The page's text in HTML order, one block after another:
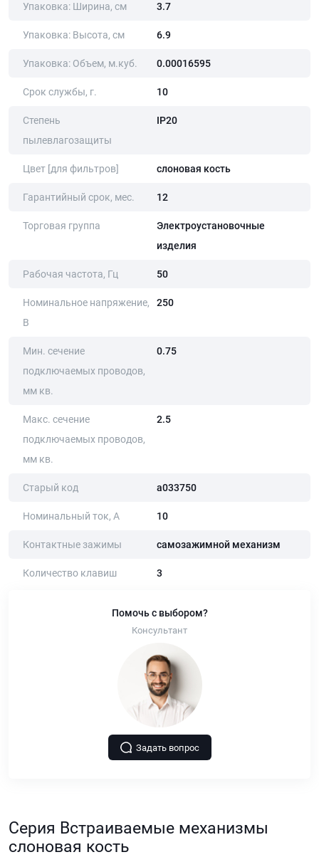
Упаковка: Ширина, cм 3.7
Упаковка: Высота, cм 6.9
Упаковка: Объем, м.куб. 0.00016595
Срок службы, г. 10
Степень
пылевлагозащиты
IP20
Цвет [для фильтров] слоновая кость
Гарантийный срок, мес. 12
Торговая группа
Электроустановочные
изделия
Рабочая частота, Гц 50
Номинальное напряжение,
В
250
Мин. сечение
подключаемых проводов,
мм кв.
0.75
Макс. сечение
подключаемых проводов,
мм кв.
2.5
Старый код a033750
Номинальный ток, А 10
Контактные зажимы самозажимной механизм
Количество клавиш 3
Помочь с выбором?
Консультант
Задать вопрос
Серия Встраиваемые механизмы
слоновая кость